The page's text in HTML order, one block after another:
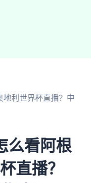
地利世界杯直播？中
么看阿根
直播？